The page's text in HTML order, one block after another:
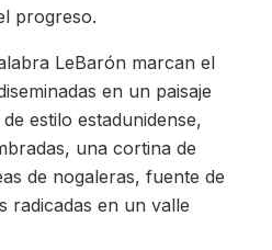
progreso.
LeBarón marcan el
en un paisaje
estilo estadunidense,
una cortina de
de nogaleras, fuente de
radicadas en un valle